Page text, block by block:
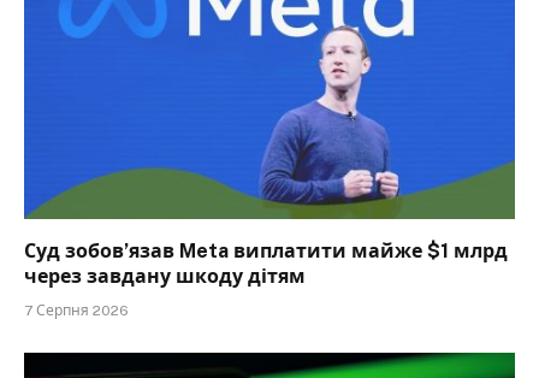
Суд зобов’язав Meta виплатити майже $1 млрд
через завдану шкоду дітям
7 Серпня 2026